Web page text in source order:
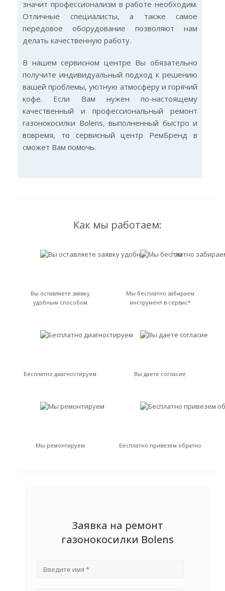
значит профессионализм в работе необходим.
Отличные специалисты, а также самое
передовое оборудование позволяют нам
делать качественную работу.
В нашем сервисном центре Вы обязательно
получите индивидуальный подход к решению
вашей проблемы, уютную атмосферу и горячий
кофе. Если Вам нужен по-настоящему
качественный и профессиональный ремонт
газонокосилки Bolens, выполненный быстро и
вовремя, то сервисный центр РемБренд в
сможет Вам помочь.
Как мы работаем:
Вы оставляете заявку
удобным способом
Мы бесплатно забираем
инструмент в сервис*
Бесплатно диагностируем Вы даете согласие
Мы ремонтируем Бесплатно привезем обратно
Заявка на ремонт
газонокосилки Bolens